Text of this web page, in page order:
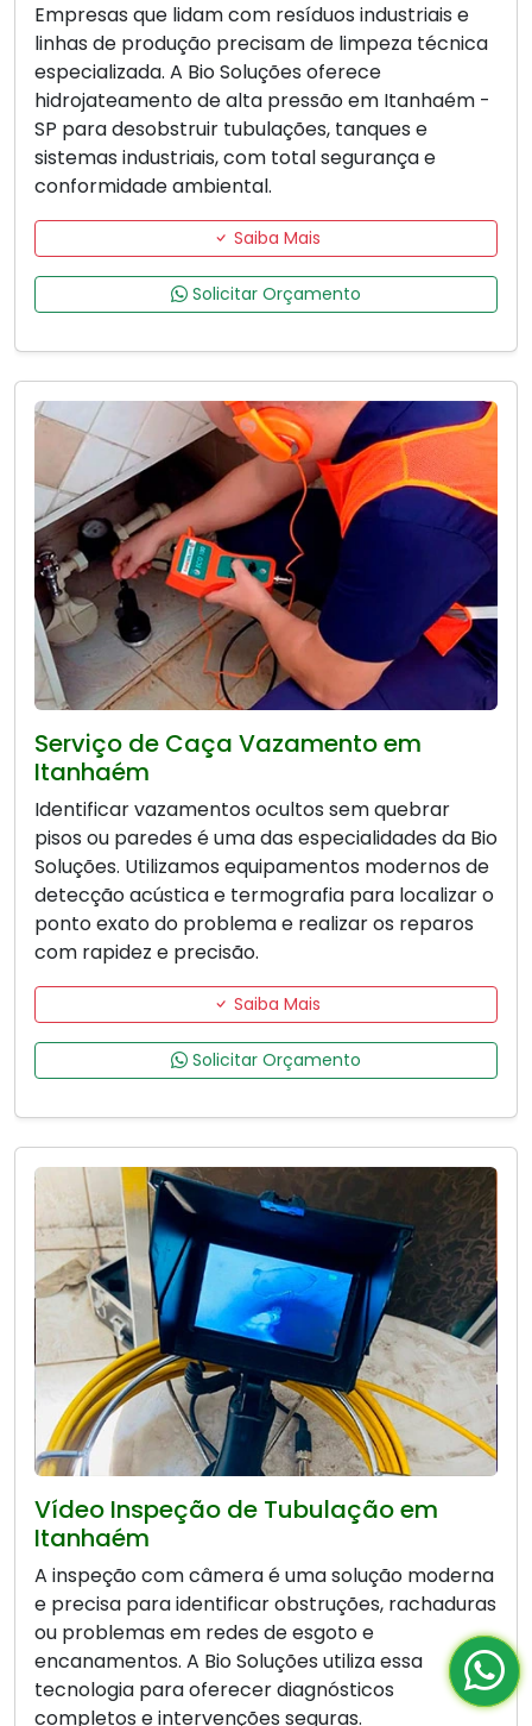
Empresas que lidam com resíduos industriais e
linhas de produção precisam de limpeza técnica
especializada. A Bio Soluções oferece
hidrojateamento de alta pressão em Itanhaém -
SP para desobstruir tubulações, tanques e
sistemas industriais, com total segurança e
conformidade ambiental.
Saiba Mais
Solicitar Orçamento
Serviço de Caça Vazamento em
Itanhaém
Identificar vazamentos ocultos sem quebrar
pisos ou paredes é uma das especialidades da Bio
Soluções. Utilizamos equipamentos modernos de
detecção acústica e termografia para localizar o
ponto exato do problema e realizar os reparos
com rapidez e precisão.
Saiba Mais
Solicitar Orçamento
Vídeo Inspeção de Tubulação em
Itanhaém
A inspeção com câmera é uma solução moderna
e precisa para identificar obstruções, rachaduras
ou problemas em redes de esgoto e
encanamentos. A Bio Soluções utiliza essa
tecnologia para oferecer diagnósticos
completos e intervenções seguras.